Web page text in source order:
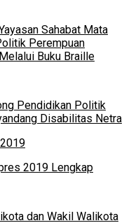
Sahabat Mata
Perempuan
Buku Braille
Pendidikan Politik
Disabilitas Netra
2019 Lengkap
dan Wakil Walikota